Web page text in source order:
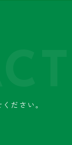
ださい。